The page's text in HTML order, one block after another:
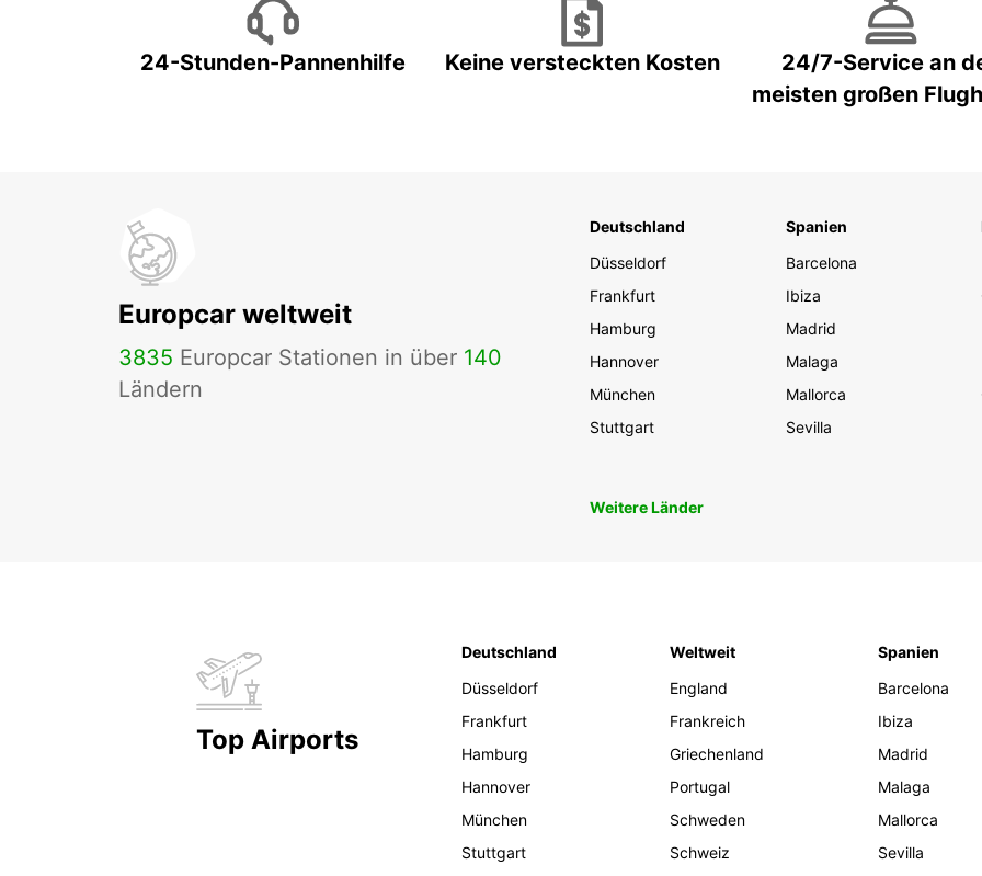
24-Stunden-Pannenhilfe Keine versteckten Kosten
24/7-Service an
meisten großen
Europcar weltweit
3835 Europcar Stationen in über 140
Ländern
Deutschland
Düsseldorf
Frankfurt
Hamburg
Hannover
München
Stuttgart
Spanien
Barcelona
Ibiza
Madrid
Malaga
Mallorca
Sevilla
Weitere Länder
Top Airports
Deutschland
Düsseldorf
Frankfurt
Hamburg
Hannover
München
Stuttgart
Weltweit
England
Frankreich
Griechenland
Portugal
Schweden
Schweiz
Spanien
Barcelona
Ibiza
Madrid
Malaga
Mallorca
Sevilla